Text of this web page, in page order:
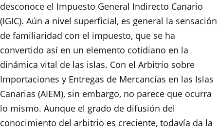
desconoce el Impuesto General Indirecto Canario
(IGIC). Aún a nivel superficial, es general la sensación
de familiaridad con el impuesto, que se ha
convertido así en un elemento cotidiano en la
dinámica vital de las islas. Con el Arbitrio sobre
Importaciones y Entregas de Mercancías en las Islas
Canarias (AIEM), sin embargo, no parece que ocurra
lo mismo. Aunque el grado de difusión del
conocimiento del arbitrio es creciente, todavía da la